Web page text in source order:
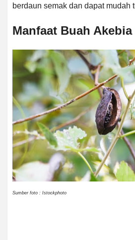
berdaun semak dan dapat mudah
Manfaat Buah Akebia
Sumber foto : Istockphoto